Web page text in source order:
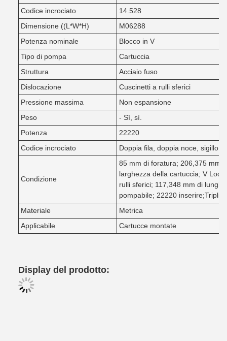
Codice incrociato
14.528
Dimensione ((L*W*H)
M06288
Potenza nominale
Blocco in V
Tipo di pompa
Cartuccia
Struttura
Acciaio fuso
Dislocazione
Cuscinetti a rulli sferici
Pressione massima
Non espansione
Peso
- Sì, sì.
Potenza
22220
Codice incrociato
Doppia fila, doppia noce, sigillo
Condizione
85 mm di foratura; 206,375 mm
larghezza della cartuccia; V
rulli sferici; 117,348 mm di
pompabile; 22220 inserire;Triplice
Materiale
Metrica
Applicabile
Cartucce montate
Display del prodotto: